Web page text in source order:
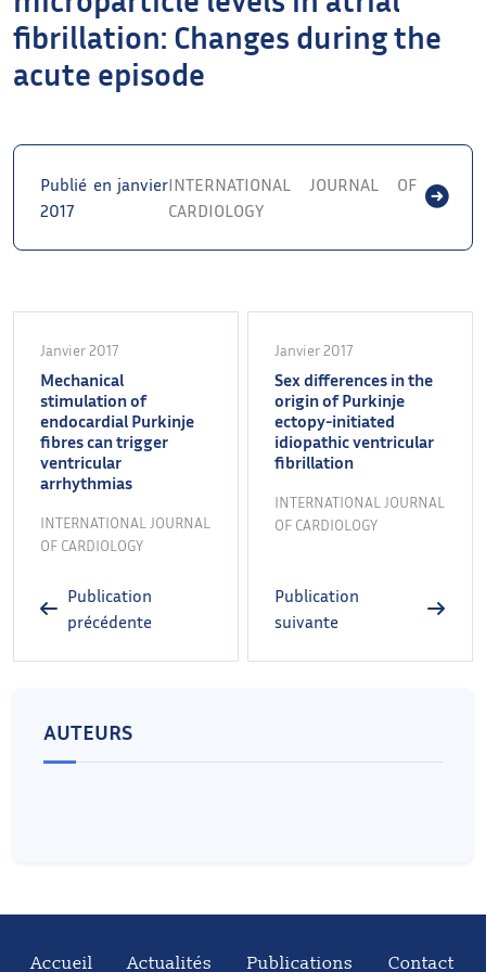
fibrillation: Changes during the
acute episode
Publié en janvier
2017
INTERNATIONAL JOURNAL OF
CARDIOLOGY
Janvier 2017
Mechanical
stimulation of
endocardial Purkinje
fibres can trigger
ventricular
arrhythmias
INTERNATIONAL JOURNAL
OF CARDIOLOGY
Publication
précédente
Janvier 2017
Sex differences in the
origin of Purkinje
ectopy-initiated
idiopathic ventricular
fibrillation
INTERNATIONAL JOURNAL
OF CARDIOLOGY
Publication
suivante
AUTEURS
Accueil Actualités Publications Contact